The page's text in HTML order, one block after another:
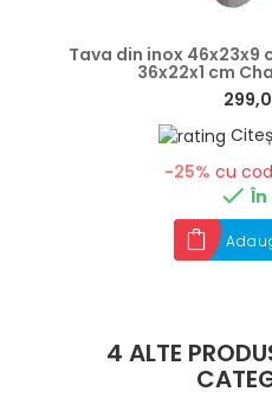
Tava din inox
36x22x1 cm
-25% cu
 În
4 ALTE